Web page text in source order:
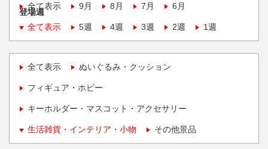
全て表示
9月 8月 7月 6月
登場週
全て表示
5週 4週 3週 2週 1週
全て表示 ぬいぐるみ・クッション
フィギュア・ホビー
キーホルダー・マスコット・アクセサリー
生活雑貨・インテリア・小物 その他景品